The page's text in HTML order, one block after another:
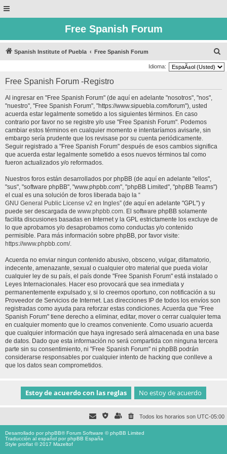
Free Spanish Forum
Spanish Institute of Puebla Free Spanish Forum
u
Idioma:
Free Spanish Forum -Registro
Al ingresar en "Free Spanish Forum" (de aquí en adelante "nosotros", "nos",
"nuestro", "Free Spanish Forum", "https://www.sipuebla.com/forum"), usted
acuerda estar legalmente sometido a los siguientes términos. En caso
contrario por favor no se registre y/o use "Free Spanish Forum". Podemos
cambiar estos términos en cualquier momento e intentaríamos avisarle, sin
embargo sería prudente que los revisase por su cuenta periódicamente.
Seguir registrado a "Free Spanish Forum" después de esos cambios significa
que acuerda estar legalmente sometido a esos nuevos términos tal como
fueron actualizados y/o reformados.
Nuestros foros están desarrollados por phpBB (de aquí en adelante "ellos",
"sus", "software phpBB", "www.phpbb.com", "phpBB Limited", "phpBB Teams")
el cual es una solución de foros liberada bajo la “
GNU General Public License v2 en Ingles” (de aquí en adelante "GPL") y
puede ser descargada de www.phpbb.com. El software phpBB solamente
facilita discusiones basadas en Internet y la GPL estrictamente los excluye de
lo que aprobamos y/o desaprobamos como conductas y/o contenido
permisible. Para más información sobre phpBB, por favor visite:
https://www.phpbb.com/.
Acuerda no enviar ningun contenido abusivo, obsceno, vulgar, difamatorio,
indecente, amenazante, sexual o cualquier otro material que pueda violar
cualquier ley de su país, el país donde "Free Spanish Forum" está instalado o
Leyes Internacionales. Hacer eso provocará que sea inmediata y
permanentemente expulsado y, si lo creemos oportuno, con notificación a su
Proveedor de Servicios de Internet. Las direcciones IP de todos los envíos son
registradas como ayuda para reforzar estas condiciones. Acuerda que "Free
Spanish Forum" tiene derecho a eliminar, editar, mover o cerrar cualquier tema
en cualquier momento que lo creamos conveniente. Como usuario acuerda
que cualquier información que haya ingresado será almacenada en una base
de datos. Dado que esta información no será compartida con ninguna tercera
parte sin su consentimiento, ni "Free Spanish Forum" ni phpBB podrán
considerarse responsables por cualquier intento de hacking que conlleve a
que los datos sean comprometidos.
Todos los horarios son UTC-05:00
Desarrollado porphpBB® Forum Software © phpBB Limited
Traducción al español porphpBB España
Style proflat © 2017 Mazeltof